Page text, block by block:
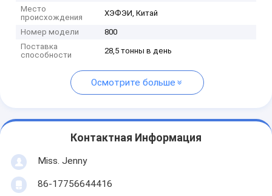
Место
происхождения
ХЭФЭИ, Китай
Номер модели
800
Поставка
способности
28,5 тонны в день
Осмотрите больше
Контактная Информация
Miss. Jenny
86-17756644416